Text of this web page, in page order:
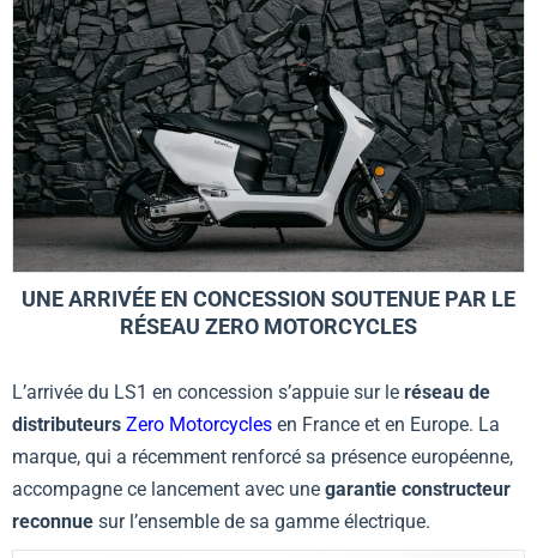
UNE ARRIVÉE EN CONCESSION SOUTENUE PAR LE
RÉSEAU ZERO MOTORCYCLES
L’arrivée du LS1 en concession s’appuie sur le réseau de
distributeurs Zero Motorcycles en France et en Europe. La
marque, qui a récemment renforcé sa présence européenne,
accompagne ce lancement avec une garantie constructeur
reconnue sur l’ensemble de sa gamme électrique.